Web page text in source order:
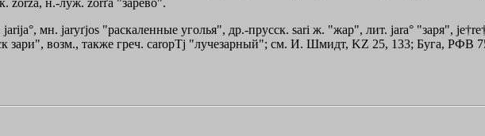
zorza, н.-луж. zorґa "зарево".
мн. јaryґjos "раскаленные уголья", др.-прусск. sari ж. "жар", лит. јara° "заря",
зари", возм., также греч. caropТj "лучезарный"; см. И. Шмидт, KZ 25, 133; Буга, РФВ